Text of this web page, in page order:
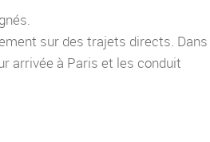
sur des trajets directs. Dans
arrivée à Paris et les conduit